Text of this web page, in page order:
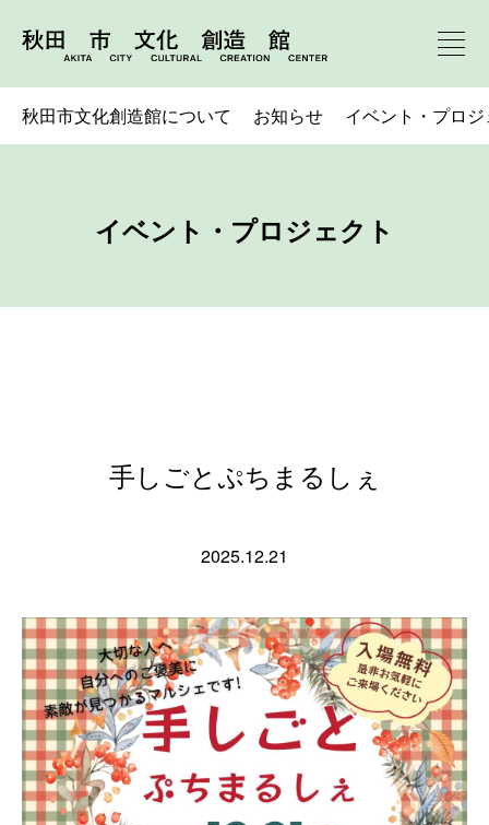
秋田市文化創造館について お知らせ イベント・プロ
イベント・プロジェクト
手しごとぷちまるしぇ
2025.12.21